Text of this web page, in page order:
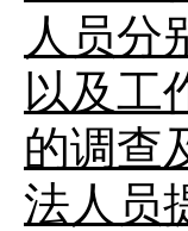
人员分
以及工
的调查
法人员